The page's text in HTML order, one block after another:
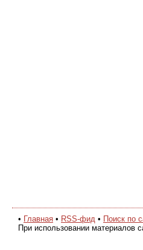
• Главная • RSS-фид • Поиск по
При использовании материалов